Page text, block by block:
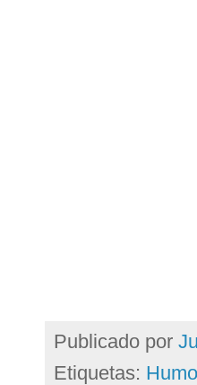
Publicado por
Etiquetas: